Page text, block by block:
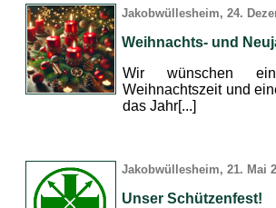
Jakobwüllesheim, 24.
Weihnachts- und
Wir wünschen
Weihnachtszeit und
das Jahr[...]
Jakobwüllesheim, 21. Mai
Unser Schützenfest!